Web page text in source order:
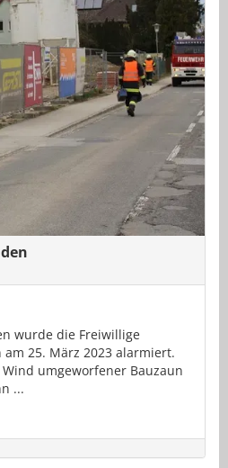
wurde die Freiwillige
am 25. März 2023 alarmiert.
umgeworfener Bauzaun
...